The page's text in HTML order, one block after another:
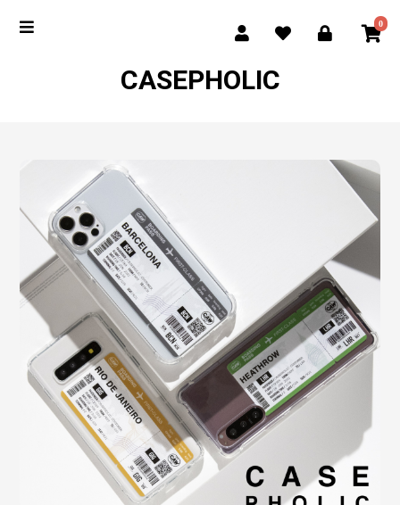
0
CASEPHOLIC